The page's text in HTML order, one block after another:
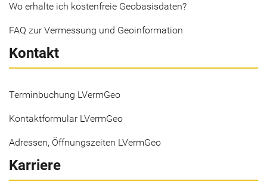
Wo erhalte ich kostenfreie Geobasisdaten?
FAQ zur Vermessung und Geoinformation
Kontakt
Terminbuchung LVermGeo
Kontaktformular LVermGeo
Adressen, Öffnungszeiten LVermGeo
Karriere